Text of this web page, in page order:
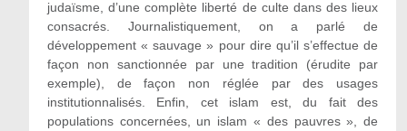
judaïsme, d’une complète liberté de culte dans des lieux
consacrés. Journalistiquement, on a parlé de
développement « sauvage » pour dire qu’il s’effectue de
façon non sanctionnée par une tradition (érudite par
exemple), de façon non réglée par des usages
institutionnalisés. Enfin, cet islam est, du fait des
populations concernées, un islam « des pauvres », de